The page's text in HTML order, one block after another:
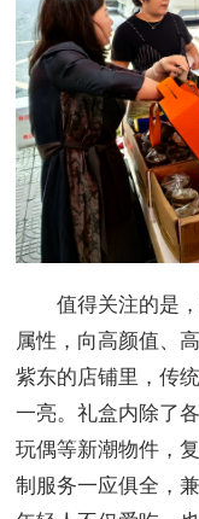
值得关注的是，
属性，向高颜值、
紫东的店铺里，传
一亮。礼盒内除了
玩偶等新潮物件，
制服务一应俱全，